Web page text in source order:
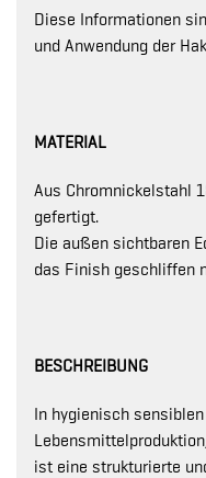
Diese Informationen
und Anwendung der
MATERIAL
Aus Chromnickelstahl
gefertigt.
Die außen sichtbaren
das Finish geschliffen
BESCHREIBUNG
In hygienisch
ist eine strukturierte